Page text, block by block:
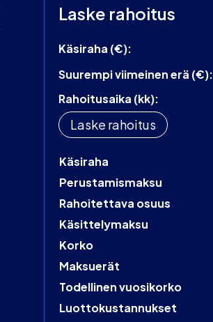
Laske rahoitus
Käsiraha (€):
Suurempi viimeinen erä (€):
Rahoitusaika (kk):
Laske rahoitus
Käsiraha
Perustamismaksu
Rahoitettava osuus
Käsittelymaksu
Korko
Maksuerät
Todellinen vuosikorko
Luottokustannukset